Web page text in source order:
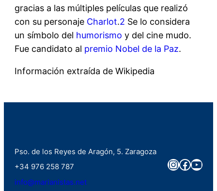
gracias a las múltiples películas que realizó
con su personaje Charlot.2 ​ Se lo considera
un símbolo del humorismo y del cine mudo.
Fue candidato al premio Nobel de la Paz.
Información extraída de Wikipedia
Pso. de los Reyes de Aragón, 5. Zaragoza
+34 976 258 787
info@marianistas.net